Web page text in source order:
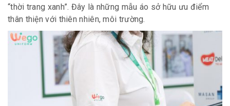
“thời trang xanh”. Đây là những mẫu áo sở hữu ưu điểm
thân thiện với thiên nhiên, môi trường.